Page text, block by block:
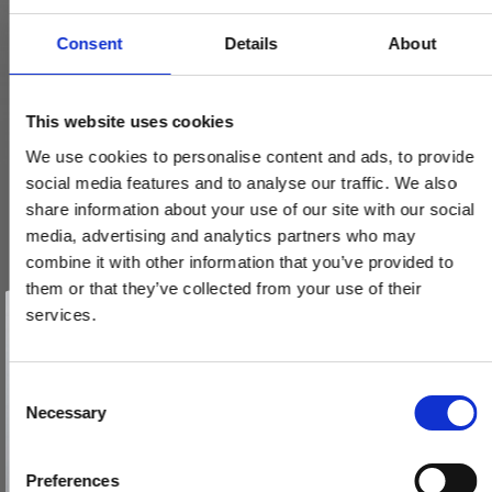
Consent Details About
This website uses cookies
We use cookies to personalise content and ads, to provide
social media features and to analyse our traffic. We also
share information about your use of our site with our social
media, advertising and analytics partners who may
combine it with other information that you’ve provided to
them or that they’ve collected from your use of their
services.
Necessary
Preferences
Husnumre, Mat nikkel, 140 mm, Model 572
200590-200599
Pris fra 74,00 DKK Vind et gavekort